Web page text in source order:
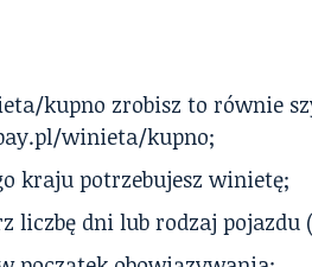
kupno zrobisz to równie
winieta/kupno;
kraju potrzebujesz winietę;
liczbę dni lub rodzaj pojazdu